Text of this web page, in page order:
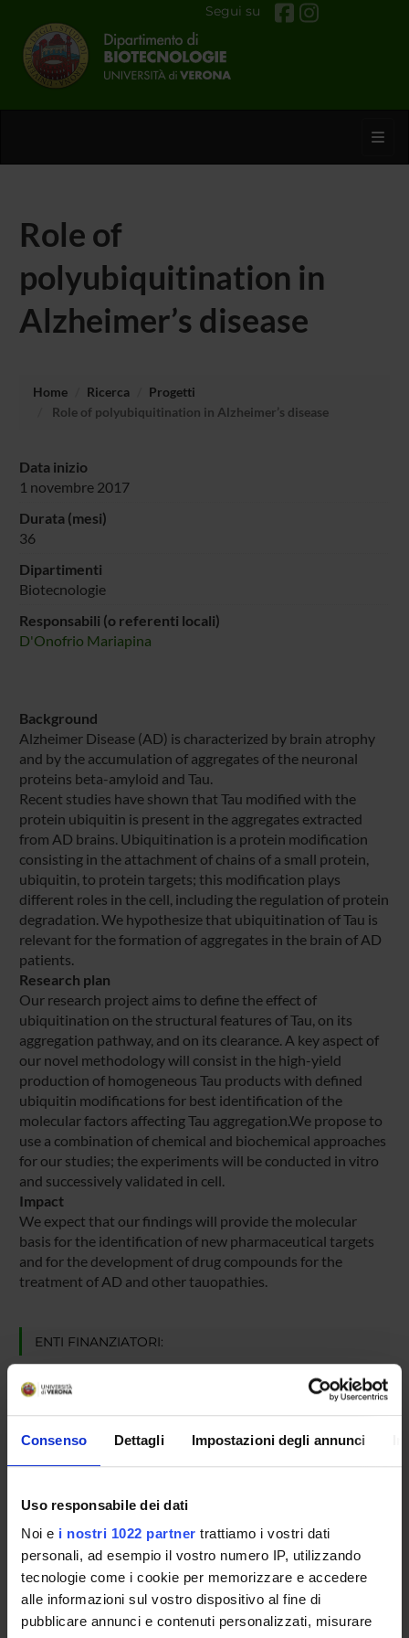
Consenso Dettagli Impostazioni degli annunci
Uso responsabile dei dati
Noi e i nostri 1022 partner trattiamo i vostri dati
personali, ad esempio il vostro numero IP, utilizzando
tecnologie come i cookie per memorizzare e accedere
alle informazioni sul vostro dispositivo al fine di
pubblicare annunci e contenuti personalizzati, misurare
Segui su
Role of
polyubiquitination in
Alzheimer’s disease
Home Ricerca
Progetti
Role of polyubiquitination in Alzheimer’s disease
Data inizio
1 novembre 2017
Durata (mesi)
36
Dipartimenti
Biotecnologie
Responsabili (o referenti locali)
D'Onofrio Mariapina
Background
Alzheimer Disease (AD) is characterized by brain atrophy
and by the accumulation of aggregates of the neuronal
proteins beta-amyloid and Tau.
Recent studies have shown that Tau modified with the
protein ubiquitin is present in the aggregates extracted
from AD brains. Ubiquitination is a protein modification
consisting in the attachment of chains of a small protein,
ubiquitin, to protein targets; this modification plays
different roles in the cell, including the regulation of protein
degradation. We hypothesize that ubiquitination of Tau is
relevant for the formation of aggregates in the brain of AD
patients.
Research plan
Our research project aims to define the effect of
ubiquitination on the structural features of Tau, on its
aggregation pathway, and on its clearance. A key aspect of
our novel methodology will consist in the high-yield
production of homogeneous Tau products with defined
ubiquitin modifications for best identification of the
molecular factors affecting Tau aggregation.We propose to
use a combination of chemical and biochemical approaches
for our studies; the experiments will be conducted in vitro
and successively validated in cell.
Impact
We expect that our findings will provide the molecular
basis for the identification of new pharmaceutical targets
and for the development of drug compounds for the
treatment of AD and other tauopathies.
ENTI FINANZIATORI:
Alzheimer's Association
Finanziamento:
assegnato e gestito dal Dipartimento
Mariapina D'Onofrio
Professore associato
Francesca Munari
Ricercatore a tempo determinato